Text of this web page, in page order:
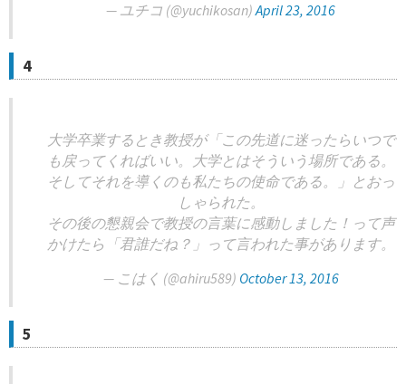
— ユチコ (@yuchikosan)April 23, 2016
4
大学卒業するとき教授が「この先道に迷ったらいつで
も戻ってくればいい。大学とはそういう場所である。
そしてそれを導くのも私たちの使命である。」とおっ
しゃられた。
その後の懇親会で教授の言葉に感動しました！って声
かけたら「君誰だね？」って言われた事があります。
— こはく (@ahiru589) October 13, 2016
5